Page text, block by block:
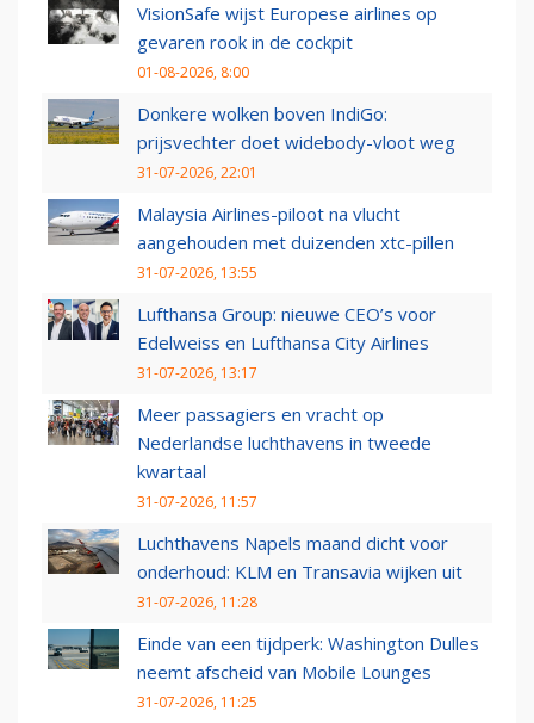
VisionSafe wijst Europese airlines op
gevaren rook in de cockpit
01-08-2026, 8:00
Donkere wolken boven IndiGo:
prijsvechter doet widebody-vloot weg
31-07-2026, 22:01
Malaysia Airlines-piloot na vlucht
aangehouden met duizenden xtc-pillen
31-07-2026, 13:55
Lufthansa Group: nieuwe CEO’s voor
Edelweiss en Lufthansa City Airlines
31-07-2026, 13:17
Meer passagiers en vracht op
Nederlandse luchthavens in tweede
kwartaal
31-07-2026, 11:57
Luchthavens Napels maand dicht voor
onderhoud: KLM en Transavia wijken uit
31-07-2026, 11:28
Einde van een tijdperk: Washington Dulles
neemt afscheid van Mobile Lounges
31-07-2026, 11:25